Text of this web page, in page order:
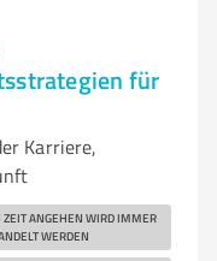
für
Karriere,
ANGEHEN WIRD IMMER
WERDEN